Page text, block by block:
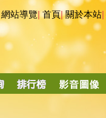
網站導覽|首頁|關於本站